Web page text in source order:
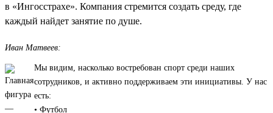
в «Ингосстрахе». Компания стремится создать среду, где
каждый найдет занятие по душе.
Иван Матвеев:
Мы видим, насколько востребован спорт среди наших
сотрудников, и активно поддерживаем эти инициативы. У нас
есть:
• Футбол